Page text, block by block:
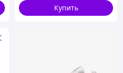
Купить